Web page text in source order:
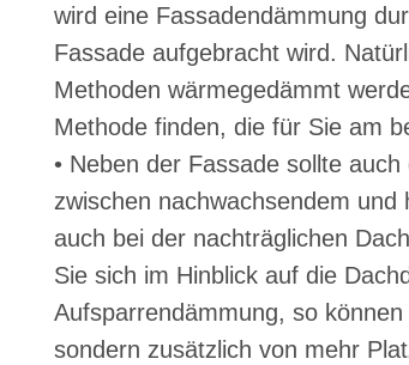
wird eine Fassadendämmung
Fassade aufgebracht wird.
Methoden wärmegedämmt
Methode finden, die für Sie am
• Neben der Fassade sollte
zwischen nachwachsendem
auch bei der nachträglichen
Sie sich im Hinblick auf die
Aufsparrendämmung, so
sondern zusätzlich von mehr